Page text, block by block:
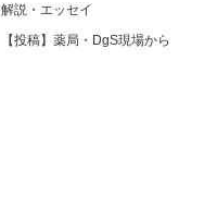
解説・エッセイ
【投稿】薬局・DgS現場から